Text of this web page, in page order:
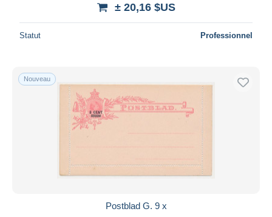
± 20,16 $US
Statut Professionnel
Nouveau
Postblad G. 9 x